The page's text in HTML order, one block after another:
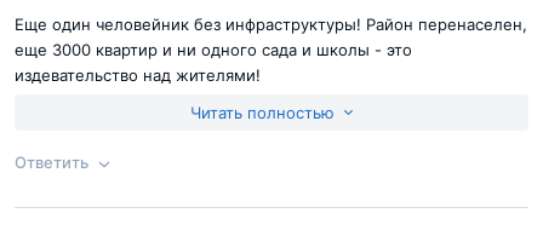
Недостатки:весь ЖК
Согласен справилами публикациина сайте
Еще один человейник без инфраструктуры! Район перенаселен,
еще 3000 квартир и ни одного сада и школы - это
издевательство над жителями!
Читать полностью
Ответить